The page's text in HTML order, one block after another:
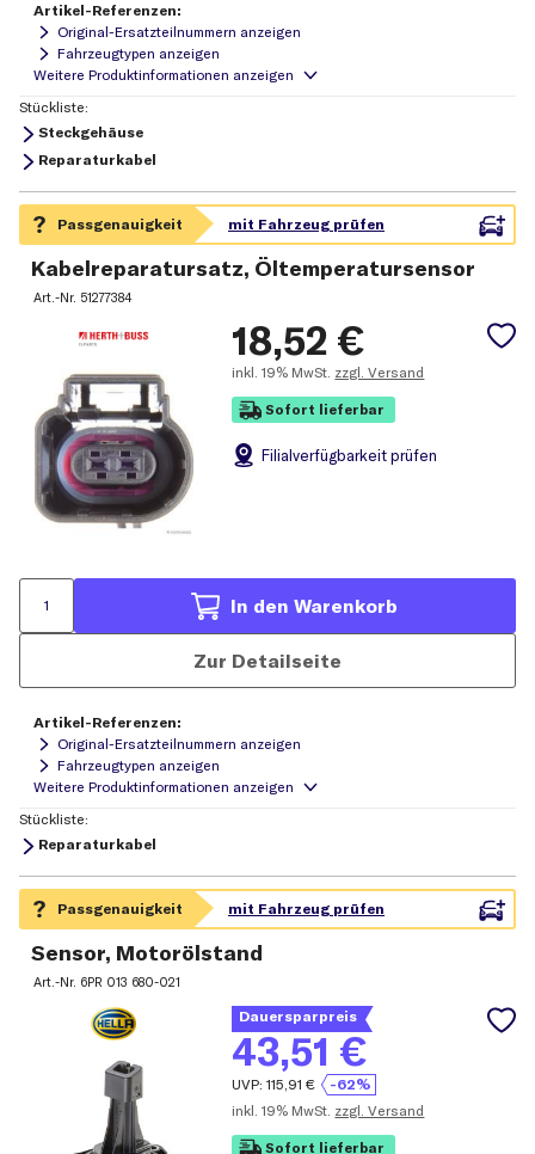
Artikel-Referenzen:
Original-Ersatzteilnummern anzeigen
Fahrzeugtypen anzeigen
Stückliste:
Steckgehäuse
Reparaturkabel
Kabelreparatursatz, Öltemperatursensor
Art.-Nr. 51277384
18,52 €
inkl. 19% MwSt. zzgl. Versand
Sofort lieferbar
Filialverfügbarkeit prüfen
In den Warenkorb
Zur Detailseite
Artikel-Referenzen:
Original-Ersatzteilnummern anzeigen
Fahrzeugtypen anzeigen
Stückliste:
Reparaturkabel
Sensor, Motorölstand
Art.-Nr. 6PR 013 680-021
Dauersparpreis
43,51 €
UVP:115,91 €
-62%
inkl. 19% MwSt. zzgl. Versand
Sofort lieferbar